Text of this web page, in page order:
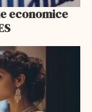
economice